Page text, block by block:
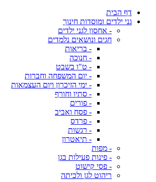
דף הבית
גני ילדים ומוסדות חינוך
- אחסון לגני ילדים
חגים ונושאים נלמדים
- בריאות
- חנוכה
- ט"ו בשבט
- יום המשפחה וחברות
- ימי הזיכרון ויום העצמאות
- סתיו וחורף
- פורים
- פסח ואביב
- פרדס
- רגשות
- תיאטרון
- מפות
- פינות פעילות בגן
- פסי קישוט
ריהוט לגן ולכיתה